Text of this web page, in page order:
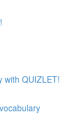
with QUIZLET!